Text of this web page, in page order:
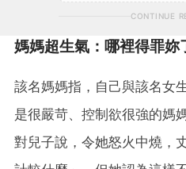
CONTINUE
媽媽超生氣：哪裡得罪妳
該名媽媽指，自己與該名女
是很嚴苛、控制欲很強的媽
對兒子說，令她怒火中燒，